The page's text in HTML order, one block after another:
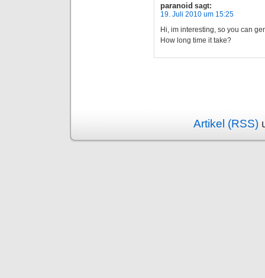
paranoid sagt:
19. Juli 2010 um 15:25
Hi, im interesting, so you can
How long time it take?
Artikel (RSS)